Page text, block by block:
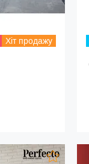
Хіт продажу